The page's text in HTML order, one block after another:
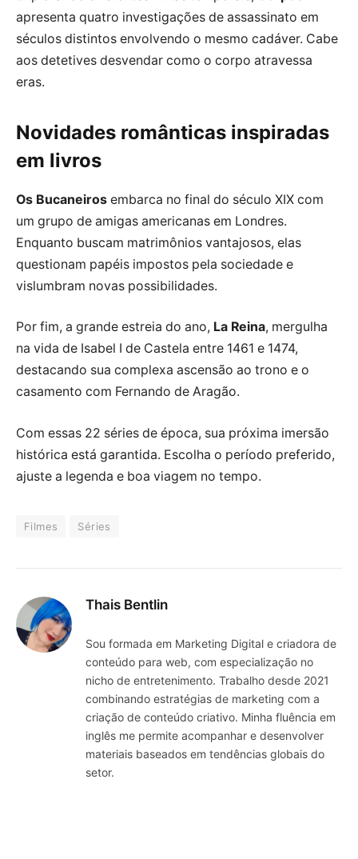
apresenta quatro investigações de assassinato em
séculos distintos envolvendo o mesmo cadáver. Cabe
aos detetives desvendar como o corpo atravessa
eras.
Novidades românticas inspiradas
em livros
Os Bucaneiros embarca no final do século XIX com
um grupo de amigas americanas em Londres.
Enquanto buscam matrimônios vantajosos, elas
questionam papéis impostos pela sociedade e
vislumbram novas possibilidades.
Por fim, a grande estreia do ano, La Reina, mergulha
na vida de Isabel I de Castela entre 1461 e 1474,
destacando sua complexa ascensão ao trono e o
casamento com Fernando de Aragão.
Com essas 22 séries de época, sua próxima imersão
histórica está garantida. Escolha o período preferido,
ajuste a legenda e boa viagem no tempo.
Filmes Séries
Thais Bentlin
Sou formada em Marketing Digital e criadora de
conteúdo para web, com especialização no
nicho de entretenimento. Trabalho desde 2021
combinando estratégias de marketing com a
criação de conteúdo criativo. Minha fluência em
inglês me permite acompanhar e desenvolver
materiais baseados em tendências globais do
setor.